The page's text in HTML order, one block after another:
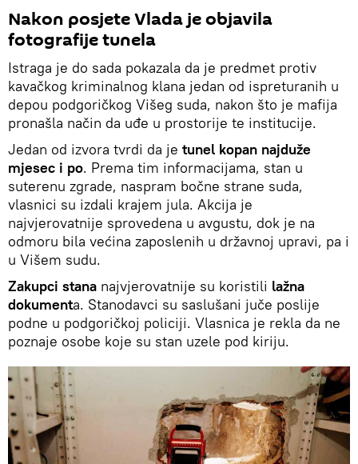
Nakon posjete Vlada je objavila
fotografije tunela
Istraga je do sada pokazala da je predmet protiv
kavačkog kriminalnog klana jedan od ispreturanih u
depou podgoričkog Višeg suda, nakon što je mafija
pronašla način da uđe u prostorije te institucije.
Jedan od izvora tvrdi da je tunel kopan najduže
mjesec i po. Prema tim informacijama, stan u
suterenu zgrade, naspram bočne strane suda,
vlasnici su izdali krajem jula. Akcija je
najvjerovatnije sprovedena u avgustu, dok je na
odmoru bila većina zaposlenih u državnoj upravi, pa i
u Višem sudu.
Zakupci stana najvjerovatnije su koristili lažna
dokumenta. Stanodavci su saslušani juče poslije
podne u podgoričkoj policiji. Vlasnica je rekla da ne
poznaje osobe koje su stan uzele pod kiriju.